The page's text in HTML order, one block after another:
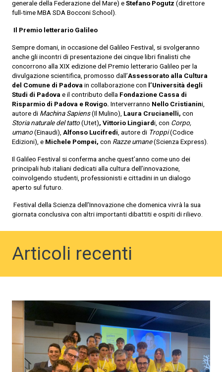
generale della Federazione del Mare) eStefano Pogutz (direttore
full-time MBA SDA Bocconi School).
Il Premio letterario Galileo
Sempre domani, in occasione del Galileo Festival, si svolgeranno
anche gli incontri di presentazione dei cinque libri finalisti che
concorrono alla XIX edizione del Premio letterario Galileo per la
divulgazione scientifica, promosso dall’Assessorato alla Cultura
del Comune di Padova in collaborazione con l’Università degli
Studi di Padova e il contributo della Fondazione Cassa di
Risparmio di Padova e Rovigo. Interverranno Nello Cristianini,
autore di Machina Sapiens(Il Mulino), Laura Crucianelli, con
Storia naturale del tatto(Utet), Vittorio Lingiardi, con Corpo,
umano(Einaudi), Alfonso Lucifredi , autore di Troppi(Codice
Edizioni), e Michele Pompei, con Razze umane(Scienza Express).
Il Galileo Festival si conferma anche quest’anno come uno dei
principali hub italiani dedicati alla cultura dell’innovazione,
coinvolgendo studenti, professionisti e cittadini in un dialogo
aperto sul futuro.
Festival della Scienza dell’Innovazione che domenica vivrà la sua
giornata conclusiva con altri importanti dibattiti e ospiti di rilievo.
Articoli recenti